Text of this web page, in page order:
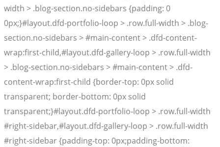
width > .blog-section.no-sidebars {padding: 0
0px;}#layout.dfd-portfolio-loop > .row.full-width > .blog-
section.no-sidebars > #main-content > .dfd-content-
wrap:first-child,#layout.dfd-gallery-loop > .row.full-width
> .blog-section.no-sidebars > #main-content > .dfd-
content-wrap:first-child {border-top: 0px solid
transparent; border-bottom: 0px solid
transparent;}#layout.dfd-portfolio-loop > .row.full-width
#right-sidebar,#layout.dfd-gallery-loop > .row.full-width
#right-sidebar {padding-top: 0px;padding-bottom: